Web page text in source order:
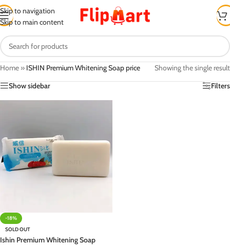
Skip to navigation
Skip to main content
Home » ISHIN Premium Whitening Soap price
Showing the single result
Show sidebar
Filters
-18%
SOLD OUT
Ishin Premium Whitening Soap